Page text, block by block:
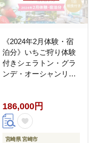
《2024年2月体験・宿
泊分》いちご狩り体験
付きシェラトン・グラ
ンデ・オーシャンリゾ
186,000円
宮崎県 宮崎市